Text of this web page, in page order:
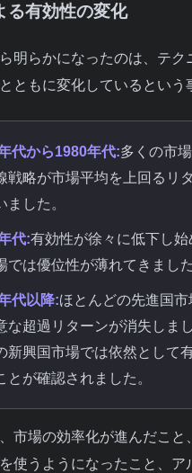
る有効性の変化
明らかになったのは、テク
ともに変化しているという
代から1980年代:多くの市
戦略が市場平均を上回るリ
ました。
代:有効性が徐々に低下し
では優位性が薄れてきました
代以降:ほとんどの先進国
な超過リターンが消失しま
新興国市場では依然として
とが確認されました。
市場の効率化が進んだこと
使うようになったこと、ア